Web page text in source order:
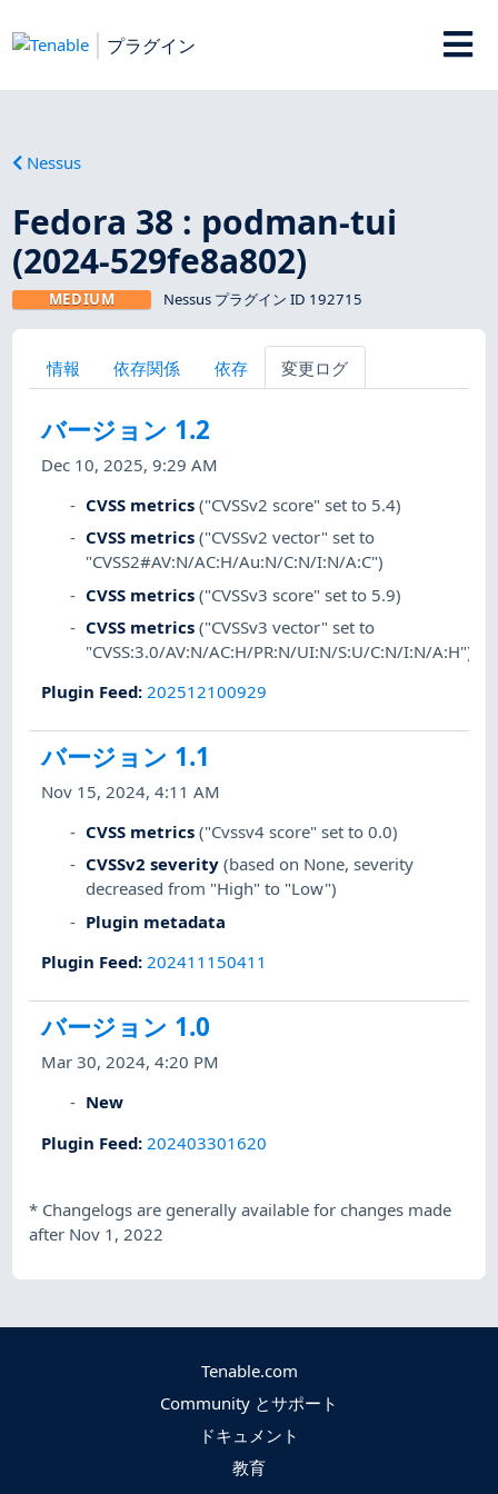
プラグイン
Nessus
Fedora 38 : podman-tui
(2024-529fe8a802)
MEDIUM Nessus プラグイン ID 192715
情報 依存関係 依存 変更ログ
バージョン 1.2
Dec 10, 2025, 9:29 AM
CVSS metrics ("CVSSv2 score" set to 5.4)
CVSS metrics ("CVSSv2 vector" set to
"CVSS2#AV:N/AC:H/Au:N/C:N/I:N/A:C")
CVSS metrics ("CVSSv3 score" set to 5.9)
CVSS metrics ("CVSSv3 vector" set to
"CVSS:3.0/AV:N/AC:H/PR:N/UI:N/S:U/C:N/I:N/A:H")
Plugin Feed: 202512100929
バージョン 1.1
Nov 15, 2024, 4:11 AM
CVSS metrics ("Cvssv4 score" set to 0.0)
CVSSv2 severity (based on None, severity
decreased from "High" to "Low")
Plugin metadata
Plugin Feed: 202411150411
バージョン 1.0
Mar 30, 2024, 4:20 PM
New
Plugin Feed: 202403301620
* Changelogs are generally available for changes made
after Nov 1, 2022
Tenable.com
Community とサポート
ドキュメント
教育